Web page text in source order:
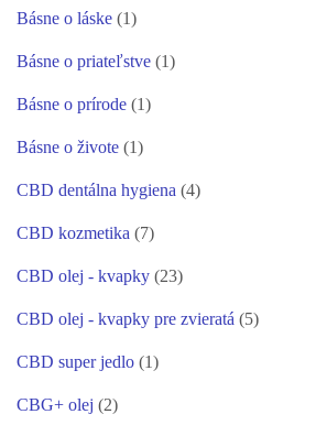
Básne o láske (1)
Básne o priateľstve (1)
Básne o prírode (1)
Básne o živote (1)
CBD dentálna hygiena (4)
CBD kozmetika (7)
CBD olej - kvapky (23)
CBD olej - kvapky pre zvieratá (5)
CBD super jedlo (1)
CBG+ olej (2)